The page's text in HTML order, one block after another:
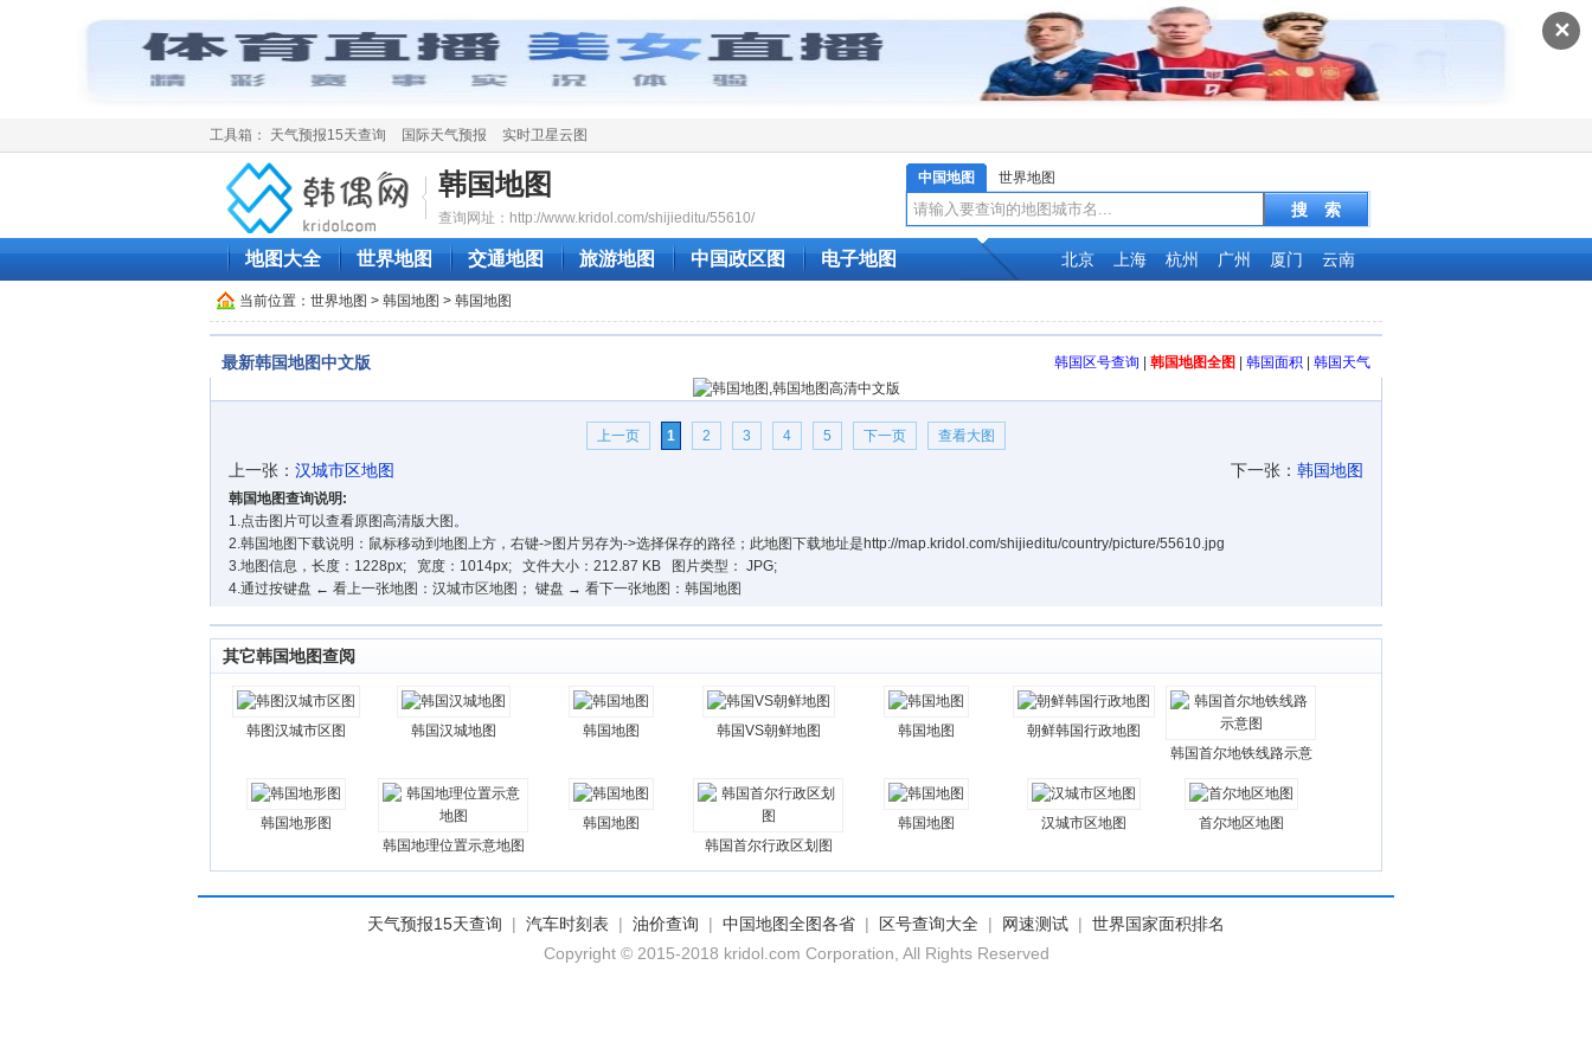
✕
工具箱： 天气预报15天查询 国际天气预报 实时卫星云图
韩国地图
查询网址：http://www.kridol.com/shijieditu/55610/
中国地图 世界地图
地图大全 世界地图 交通地图 旅游地图 中国政区图 电子地图 北京 上海 杭州 广州 厦门 云南
当前位置： 世界地图 > 韩国地图 > 韩国地图
最新韩国地图中文版 韩国区号查询 韩国地图全图 韩国面积 韩国天气
上一页 1 2 3 4 5 下一页 查看大图
上一张： 汉城市区地图 下一张： 韩国地图
韩国地图查询说明:
1.点击图片可以查看原图高清版大图。
2.韩国地图下载说明：鼠标移动到地图上方，右键->图片另存为->选择保存的路径；此地图下载地址是http://map.kridol.com/shijieditu/country/picture/55610.jpg
3.地图信息，长度：1228px; 宽度：1014px; 文件大小：212.87 KB 图片类型： JPG;
4.通过按键盘 ← 看上一张地图：汉城市区地图； 键盘 → 看下一张地图：韩国地图
其它韩国地图查阅
韩图汉城市区图 韩国汉城地图 韩国地图 韩国VS朝鲜地图 韩国地图
朝鲜韩国行政地图
韩国首尔地铁线路示意
韩国地形图
韩国地理位置示意地图
韩国地图
韩国首尔行政区划图
韩国地图 汉城市区地图 首尔地区地图
天气预报15天查询 | 汽车时刻表 | 油价查询 | 中国地图全图各省 | 区号查询大全 | 网速测试 | 世界国家面积排名
Copyright © 2015-2018 kridol.com Corporation, All Rights Reserved